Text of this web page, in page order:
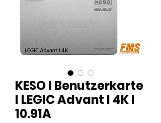
KESO I Benutzerkarte
l LEGIC Advant I 4K I
10.91A